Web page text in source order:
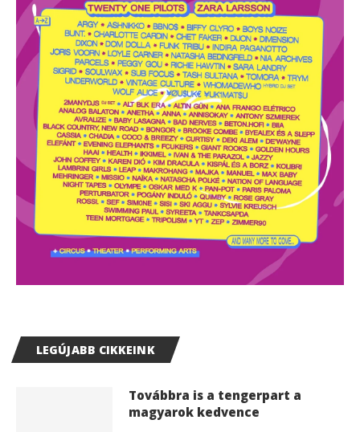
LEGÚJABB CIKKEINK
Továbbra is a tengerpart a
magyarok kedvence